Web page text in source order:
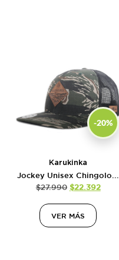
-20%
Karukinka
Jockey Unisex Chingolo...
$27.990 $22.392
VER MÁS